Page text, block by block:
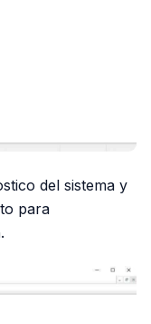
del sistema y
para